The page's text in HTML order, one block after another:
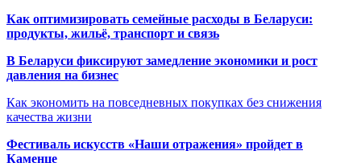
Как оптимизировать семейные расходы в Беларуси:
продукты, жильё, транспорт и связь
В Беларуси фиксируют замедление экономики и рост
давления на бизнес
Как экономить на повседневных покупках без снижения
качества жизни
Фестиваль искусств «Наши отражения» пройдет в
Каменце